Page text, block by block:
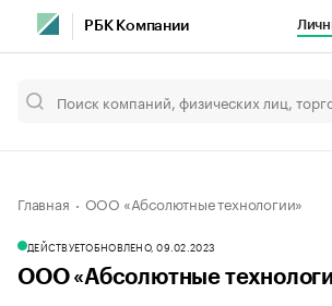
РБК Компании
Главная ООО «Абсолютные технологии»
ДЕЙСТВУЕТОБНОВЛЕНО, 09.02.2023
ООО «Абсолютные